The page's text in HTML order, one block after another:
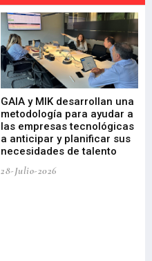
GAIA y MIK desarrollan una
metodología para ayudar a
las empresas tecnológicas
a anticipar y planificar sus
necesidades de talento
28-Julio-2026